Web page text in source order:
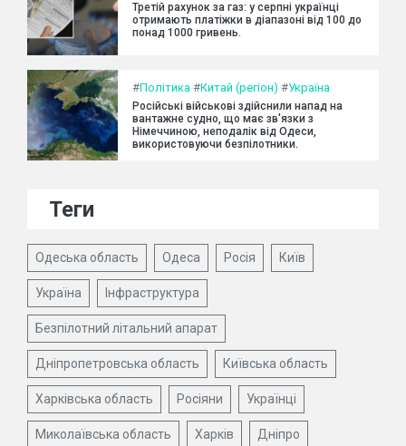
Третій рахунок за газ: у серпні українці
отримають платіжки в діапазоні від 100 до
понад 1000 гривень.
#Політика #Китай (регіон) #Україна
Російські військові здійснили напад на
вантажне судно, що має зв'язки з
Німеччиною, неподалік від Одеси,
використовуючи безпілотники.
Теги
Одеська область Одеса Росія Київ
Україна Інфраструктура
Безпілотний літальний апарат
Дніпропетровська область Київська область
Харківська область Росіяни Українці
Миколаївська область Харків Дніпро